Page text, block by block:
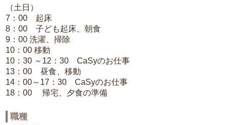
（土日）
7：00 起床
8：00 子ども起床、朝食
9：00 洗濯、掃除
10：00 移動
10：30 ～12：30 CaSyのお仕事
13：00 昼食、移動
14：00～17：30 CaSyのお仕事
18：00 帰宅、夕食の準備
職種